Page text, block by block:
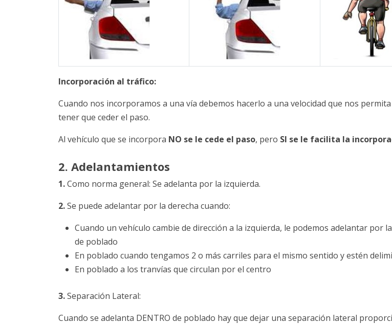
Incorporación al tráfico:
Cuando nos incorporamos a una vía debemos hacerlo a una velocidad que nos
tener que ceder el paso.
Al vehículo que se incorpora NO se le cede el paso, pero SI se le facilita la
2. Adelantamientos
1.Como norma general: Se adelanta por la izquierda.
2.Se puede adelantar por la derecha cuando:
Cuando un vehículo cambie de dirección a la izquierda, le podemos adelantar por
de poblado
En poblado cuando tengamos 2 o más carriles para el mismo sentido y estén
En poblado a los tranvías que circulan por el centro
3.Separación Lateral:
Cuando se adelanta DENTRO de poblado hay que dejar una separación lateral